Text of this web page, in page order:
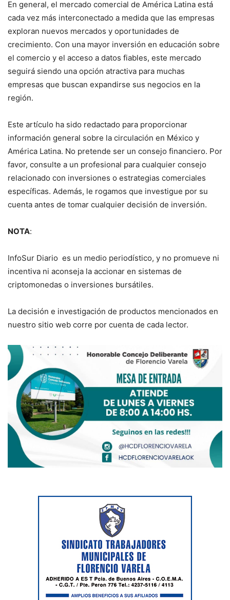
En general, el mercado comercial de América Latina está
cada vez más interconectado a medida que las empresas
exploran nuevos mercados y oportunidades de
crecimiento. Con una mayor inversión en educación sobre
el comercio y el acceso a datos fiables, este mercado
seguirá siendo una opción atractiva para muchas
empresas que buscan expandirse sus negocios en la
región.
Este artículo ha sido redactado para proporcionar
información general sobre la circulación en México y
América Latina. No pretende ser un consejo financiero. Por
favor, consulte a un profesional para cualquier consejo
relacionado con inversiones o estrategias comerciales
específicas. Además, le rogamos que investigue por su
cuenta antes de tomar cualquier decisión de inversión.
NOTA:
InfoSur Diario es un medio periodístico, y no promueve ni
incentiva ni aconseja la accionar en sistemas de
criptomonedas o inversiones bursátiles.
La decisión e investigación de productos mencionados en
nuestro sitio web corre por cuenta de cada lector.